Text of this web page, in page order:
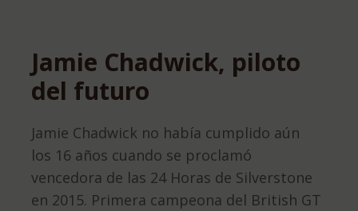
Jamie Chadwick, piloto
del futuro
Jamie Chadwick no había cumplido aún
los 16 años cuando se proclamó
vencedora de las 24 Horas de Silverstone
en 2015. Primera campeona del British GT